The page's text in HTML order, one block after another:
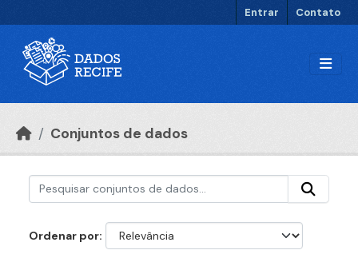
Entrar Contato
Conjuntos de dados
Ordenar por